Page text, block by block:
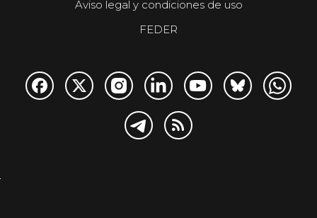
Aviso legal y condiciones de uso
FEDER